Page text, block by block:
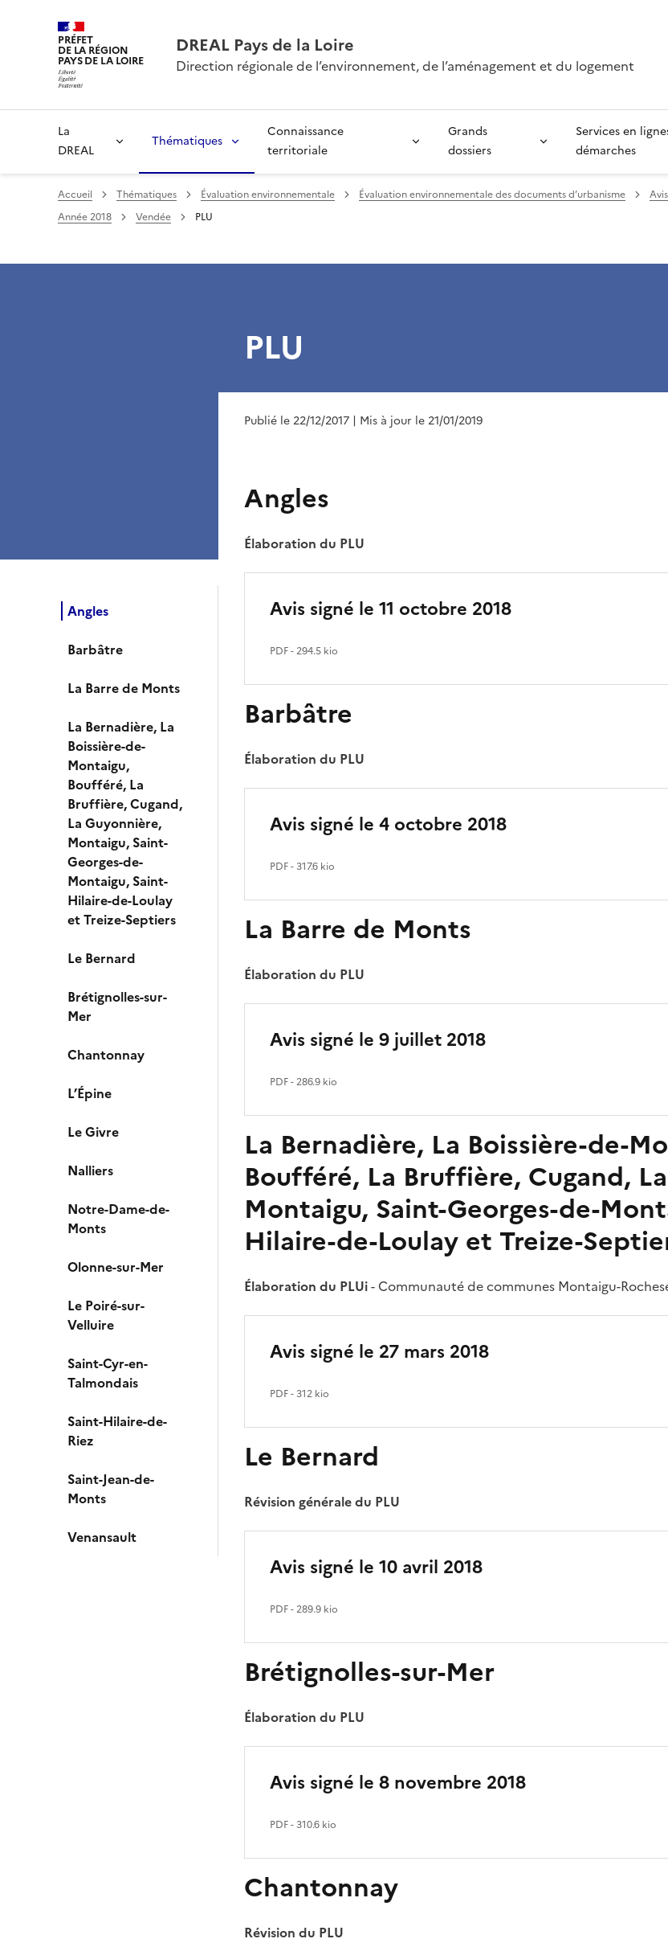
PRÉFET
DE LA RÉGION
PAYS DE LA LOIRE
DREAL Pays de la Loire
Direction régionale de l’environnement, de l’aménagement et du logement
La
DREAL
Thématiques
Connaissance
territoriale
Grands
dossiers
Services en
démarches
Accueil Thématiques Évaluation environnementale Évaluation environnementale des documents d’urbanisme
Année 2018
Vendée PLU
Angles
Barbâtre
La Barre de Monts
La Bernadière, La
Boissière-de-
Montaigu,
Boufféré, La
Bruffière, Cugand,
La Guyonnière,
Montaigu, Saint-
Georges-de-
Montaigu, Saint-
Hilaire-de-Loulay
et Treize-Septiers
Le Bernard
Brétignolles-sur-
Mer
Chantonnay
L’Épine
Le Givre
Nalliers
Notre-Dame-de-
Monts
Olonne-sur-Mer
Le Poiré-sur-
Velluire
Saint-Cyr-en-
Talmondais
Saint-Hilaire-de-
Riez
Saint-Jean-de-
Monts
Venansault
PLU
Publié le 22/12/2017 | Mis à jour le 21/01/2019
Angles
Élaboration du PLU
Avis signé le 11 octobre 2018
PDF- 294.5 kio
Barbâtre
Élaboration du PLU
Avis signé le 4 octobre 2018
PDF- 317.6 kio
La Barre de Monts
Élaboration du PLU
Avis signé le 9 juillet 2018
PDF- 286.9 kio
La Bernadière, La Boissière-de-
Boufféré, La Bruffière, Cugand,
Montaigu, Saint-Georges-de-
Hilaire-de-Loulay et Treize-
Élaboration du PLUi- Communauté de communes Montaigu-
Avis signé le 27 mars 2018
PDF- 312 kio
Le Bernard
Révision générale du PLU
Avis signé le 10 avril 2018
PDF- 289.9 kio
Brétignolles-sur-Mer
Élaboration du PLU
Avis signé le 8 novembre 2018
PDF- 310.6 kio
Chantonnay
Révision du PLU